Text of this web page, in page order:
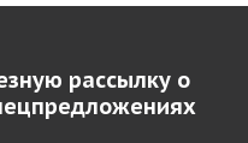
рассылку о